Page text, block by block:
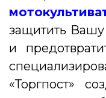
защитить Вашу
и
«Торгпост»